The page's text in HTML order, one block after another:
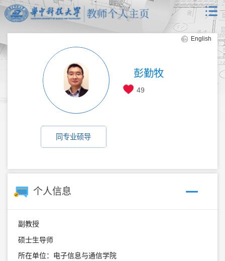
English
彭勤牧
49
同专业硕导
个人信息
副教授
硕士生导师
所在单位：电子信息与通信学院